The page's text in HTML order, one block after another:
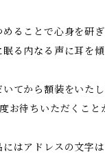
ることで心身を研
る内なる声に耳を傾
てから額装をいたし
お待ちいただくこと
はアドレスの文字は